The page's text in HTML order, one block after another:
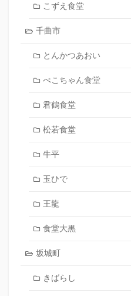
こずえ食堂
千曲市
とんかつあおい
ぺこちゃん食堂
君鶴食堂
松若食堂
牛平
玉ひで
王龍
食堂大黒
坂城町
きばらし